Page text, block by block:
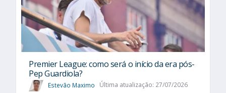
Premier League: como será o início da era pós-
Pep Guardiola?
Estevão Maximo Última atualização: 27/07/2026